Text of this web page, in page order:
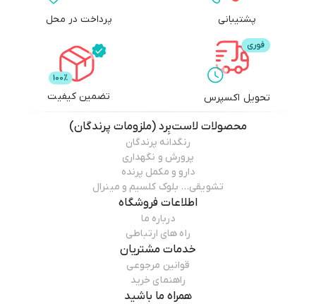
پشتیبانی پرداخت در محل
تحویل اکسپرس تضمین کیفیت
محصولات لاست‌بِرد (ملزومات پرندگان)
رنگدانه پرندگان
پرورش و نگهداری
دارو و مکمل پرنده
تشویقی… بلوک کلسیم و مینرال
اطلاعات فروشگاه
درباره ما
راه های ارتباطی
خدمات مشتریان
قوانین مرجوعی
راهنمای خرید
همراه ما باشید